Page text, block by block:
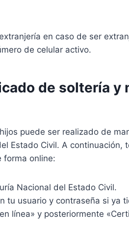
en caso de ser
de celular activo.
de soltería y
puede ser realizado de
Estado Civil. A continuación,
forma online:
Nacional del Estado Civil.
tu usuario y contraseña si ya
línea» y posteriormente